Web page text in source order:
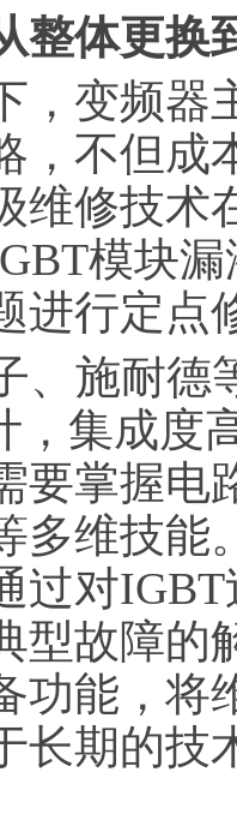
整体更换
，变频器
，不但成
维修技术
模块
进行定点
、施耐德
，集成度
要掌握电
多维技能
过对
型故障的
功能，将
长期的技